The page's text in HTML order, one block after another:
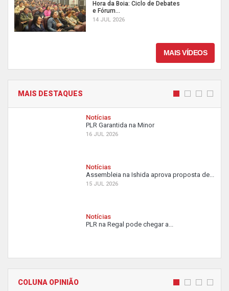
Hora da Boia: Ciclo de Debates
e Fórum...
14 JUL 2026
MAIS VÍDEOS
MAIS DESTAQUES
Notícias
PLR Garantida na Minor
16 JUL 2026
Notícias
Assembleia na Ishida aprova proposta de...
15 JUL 2026
Notícias
PLR na Regal pode chegar a...
COLUNA OPINIÃO